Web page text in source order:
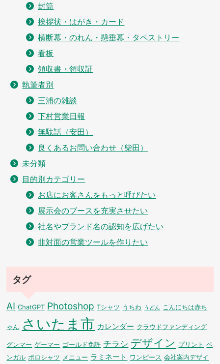
封筒
挨拶状・はがき・カード
横断幕・のれん・懸垂幕・タペストリー
看板
領収書・領収証
執筆者別
三浦の雑談
下村営業日報
無駄話（安田）
良くあるお問い合わせ（柴田）
未分類
目的別カテゴリー
お店にお客さんをもっと呼びたい
展示会のブースを充実させたい
社名やブランド名の認知を広げたい
非対面の営業ツールを作りたい
タグ
AI ChatGPT Photoshop Tシャツ うちわ うどん こんにちは赤ち
ゃん さいたま市 カレンダー クラウドファンディング
グンマー ゲーマー ゴールド免許 チラシ デザイン プリント ベ
ンガル ポロシャツ メニュー ラミネート ワンピース 会社案内デザイ